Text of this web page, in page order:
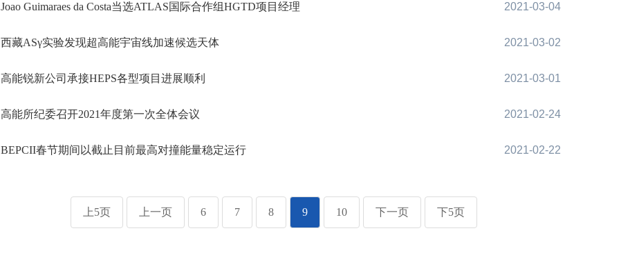
Joao Guimaraes da Costa当选ATLAS国际合作组HGTD项目经理 2021-03-04
西藏ASγ实验发现超高能宇宙线加速候选天体 2021-03-02
高能锐新公司承接HEPS各型项目进展顺利 2021-03-01
高能所纪委召开2021年度第一次全体会议 2021-02-24
BEPCII春节期间以截止目前最高对撞能量稳定运行 2021-02-22
上5页 上一页 6 7 8 9 10 下一页 下5页